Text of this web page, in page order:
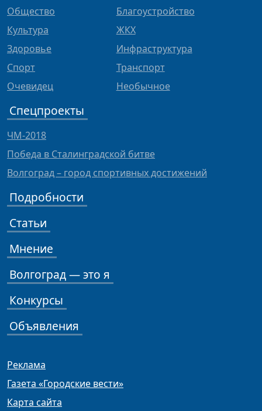
Общество
Культура
Здоровье
Спорт
Очевидец
Благоустройство
ЖКХ
Инфраструктура
Транспорт
Необычное
Спецпроекты
ЧМ-2018
Победа в Сталинградской битве
Волгоград – город спортивных достижений
Подробности
Статьи
Мнение
Волгоград — это я
Конкурсы
Объявления
Реклама
Газета «Городские вести»
Карта сайта